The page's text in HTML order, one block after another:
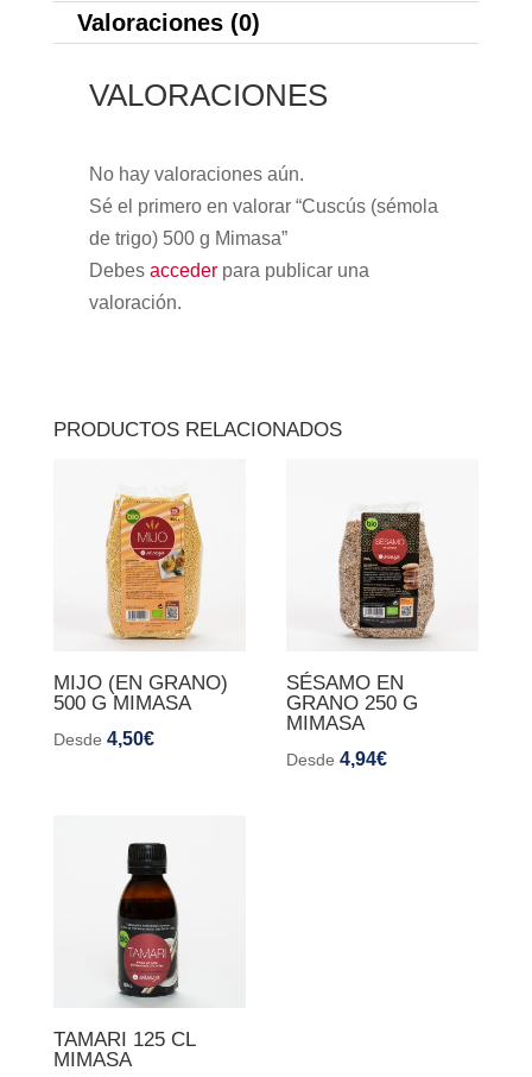
Valoraciones (0)
VALORACIONES
No hay valoraciones aún.
Sé el primero en valorar “Cuscús (sémola
de trigo) 500 g Mimasa”
Debes accederpara publicar una
valoración.
PRODUCTOS RELACIONADOS
MIJO (EN GRANO)
500 G MIMASA
Desde 4,50€
SÉSAMO EN
GRANO 250 G
MIMASA
Desde4,94€
TAMARI 125 CL
MIMASA